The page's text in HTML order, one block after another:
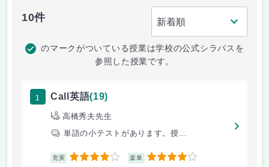
10件
のマークがついている授業は学校の公式シラバスを
参照した授業です。
1 Call英語(19)
高橋秀夫先生
単語の小テストがあります。授...
充実 4 楽単 4